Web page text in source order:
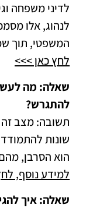
לדיני משפחה
לנהוג, אלו
המשפטי, תוך
לחץ כאן >>>
שאלה: מה
להתגרש?
תשובה: מצב זה
שונות
הוא הסרבן,
למידע נוסף,
שאלה: איך